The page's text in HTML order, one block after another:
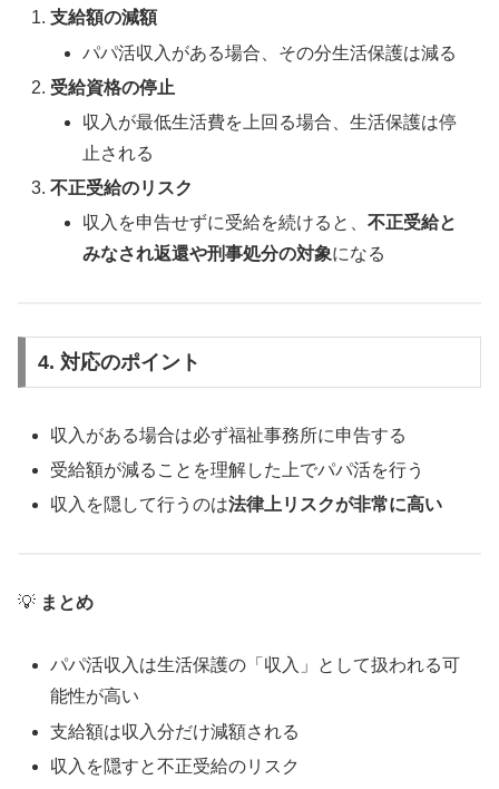
支給額の減額
パパ活収入がある場合、その分生活保護は減る
受給資格の停止
収入が最低生活費を上回る場合、生活保護は停
止される
不正受給のリスク
収入を申告せずに受給を続けると、不正受給と
みなされ返還や刑事処分の対象になる
4. 対応のポイント
収入がある場合は必ず福祉事務所に申告する
受給額が減ることを理解した上でパパ活を行う
収入を隠して行うのは法律上リスクが非常に高い
💡 まとめ
パパ活収入は生活保護の「収入」として扱われる可
能性が高い
支給額は収入分だけ減額される
収入を隠すと不正受給のリスク